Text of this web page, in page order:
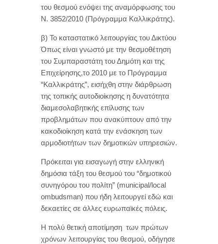
του θεσμού ενόψει της αναμόρφωσης του
Ν. 3852/2010 (Πρόγραμμα Καλλικράτης).
β) Το καταστατικό λειτουργίας του Δικτύου
Όπως είναι γνωστό με την θεσμοθέτηση
του Συμπαραστάτη του Δημότη και της
Επιχείρησης,το 2010 με το Πρόγραμμα
“Καλλικράτης”, εισήχθη στην διάρθρωση
της τοπικής αυτοδιοίκησης η δυνατότητα
διαμεσολαβητικής επίλυσης των
προβλημάτων που ανακύπτουν από την
κακοδιοίκηση κατά την ενάσκηση των
αρμοδιοτήτων των δημοτικών υπηρεσιών.
Πρόκειται για εισαγωγή στην ελληνική
δημόσια τάξη του θεσμού του “δημοτικού
συνηγόρου του πολίτη” (municipal/local
ombudsman) που ήδη λειτουργεί εδώ και
δεκαετίες σε άλλες ευρωπαϊκές πόλεις.
Η πολύ θετική αποτίμηση των πρώτων
χρόνων λειτουργίας του θεσμού, οδήγησε